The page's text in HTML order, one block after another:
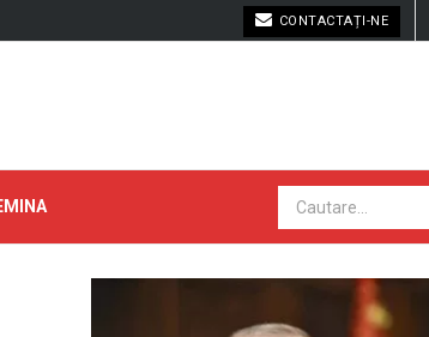
CONTACTAȚI-NE